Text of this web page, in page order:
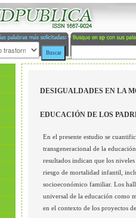
DESIGUALDADES EN LA
EDUCACIÓN DE LOS
En el presente estudio se
transgeneracional de la
resultados indican que los
riesgo de mortalidad infantil,
socioeconómico familiar. Los
universal de la educación como
en el contexto de los proyectos